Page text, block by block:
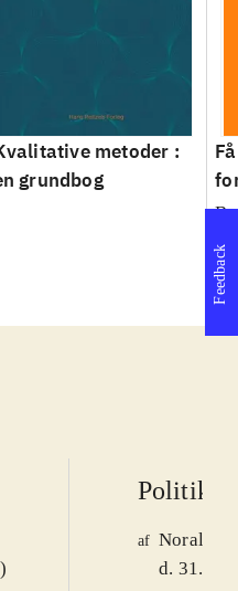
metoder :
grundbog
Politiken
af Noralv
d. 31.
Feedback